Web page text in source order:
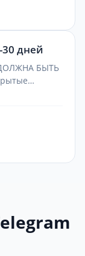
30 дней
ДОЛЖНА БЫТЬ